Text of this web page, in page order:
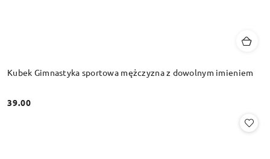
Kubek Gimnastyka sportowa mężczyzna z dowolnym imieniem
Cena:
39.00